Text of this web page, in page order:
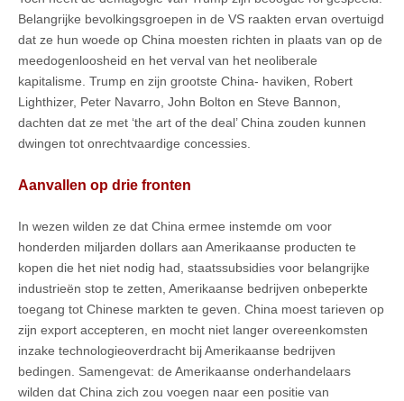
Belangrijke bevolkingsgroepen in de VS raakten ervan overtuigd
dat ze hun woede op China moesten richten in plaats van op de
meedogenloosheid en het verval van het neoliberale
kapitalisme. Trump en zijn grootste China- haviken, Robert
Lighthizer, Peter Navarro, John Bolton en Steve Bannon,
dachten dat ze met ‘the art of the deal’ China zouden kunnen
dwingen tot onrechtvaardige concessies.
Aanvallen op drie fronten
In wezen wilden ze dat China ermee instemde om voor
honderden miljarden dollars aan Amerikaanse producten te
kopen die het niet nodig had, staatssubsidies voor belangrijke
industrieën stop te zetten, Amerikaanse bedrijven onbeperkte
toegang tot Chinese markten te geven. China moest tarieven op
zijn export accepteren, en mocht niet langer overeenkomsten
inzake technologieoverdracht bij Amerikaanse bedrijven
bedingen. Samengevat: de Amerikaanse onderhandelaars
wilden dat China zich zou voegen naar een positie van